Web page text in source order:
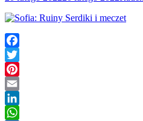
Facebook
Twitter
Pinterest
Email
LinkedIn